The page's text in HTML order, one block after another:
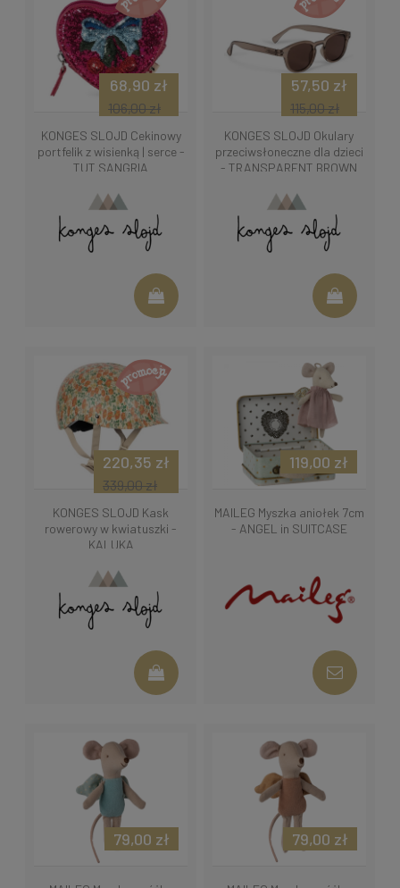
KONGES SLOJD Cekinowy
portfelik z wisienką | serce -
TUT SANGRIA
68,90 zł
106,00 zł
KONGES SLOJD Okulary
przeciwsłoneczne dla dzieci
- TRANSPARENT BROWN
57,50 zł
115,00 zł
KONGES SLOJD Kask
rowerowy w kwiatuszki -
KALUKA
220,35 zł
339,00 zł
MAILEG Myszka aniołek 7cm
- ANGEL in SUITCASE
119,00 zł
79,00 zł 79,00 zł